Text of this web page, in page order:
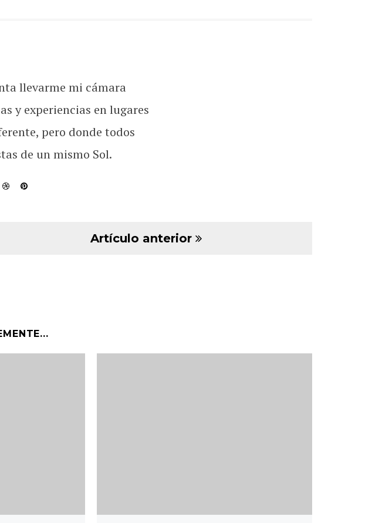
llevarme mi cámara
y experiencias en lugares
pero donde todos
de un mismo Sol.
Artículo anterior